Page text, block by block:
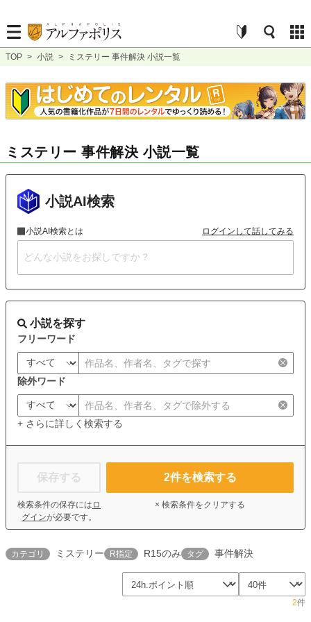
TOP > 小説 > ミステリー 事件解決 小説一覧
ミステリー 事件解決 小説一覧
小説AI検索
小説AI検索とは ログインして話してみる
小説を探す
フリーワード
除外ワード
+ さらに詳しく検索する
保存する
検索条件の保存には ロ
グインが必要です。
2件を検索する
× 検索条件をクリアする
カテゴリ ミステリー R指定 R15のみ タグ 事件解決
2件